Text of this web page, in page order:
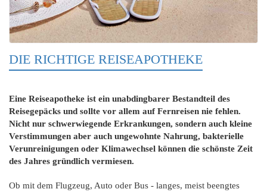
DIE RICHTIGE REISEAPOTHEKE
Eine Reiseapotheke ist ein unabdingbarer Bestandteil des
Reisegepäcks und sollte vor allem auf Fernreisen nie fehlen.
Nicht nur schwerwiegende Erkrankungen, sondern auch kleine
Verstimmungen aber auch ungewohnte Nahrung, bakterielle
Verunreinigungen oder Klimawechsel können die schönste Zeit
des Jahres gründlich vermiesen.
Ob mit dem Flugzeug, Auto oder Bus - langes, meist beengtes